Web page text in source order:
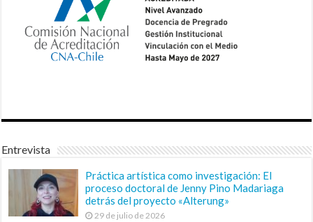
Entrevista
Práctica artística como investigación: El
proceso doctoral de Jenny Pino Madariaga
detrás del proyecto «Alterung»
29 de julio de 2026